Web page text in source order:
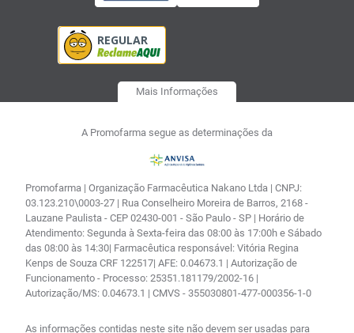
Mais Informações
A Promofarma segue as determinações da
Promofarma | Organização Farmacêutica Nakano Ltda | CNPJ:
03.123.210\0003-27 | Rua Conselheiro Moreira de Barros, 2168 -
Lauzane Paulista - CEP 02430-001 - São Paulo - SP | Horário de
Atendimento: Segunda à Sexta-feira das 08:00 às 17:00h e Sábado
das 08:00 às 14:30| Farmacêutica responsável: Vitória Regina
Kenps de Souza CRF 122517| AFE: 0.04673.1 | Autorização de
Funcionamento - Processo: 25351.181179/2002-16 |
Autorização/MS: 0.04673.1 | CMVS - 355030801-477-000356-1-0
As informações contidas neste site não devem ser usadas para